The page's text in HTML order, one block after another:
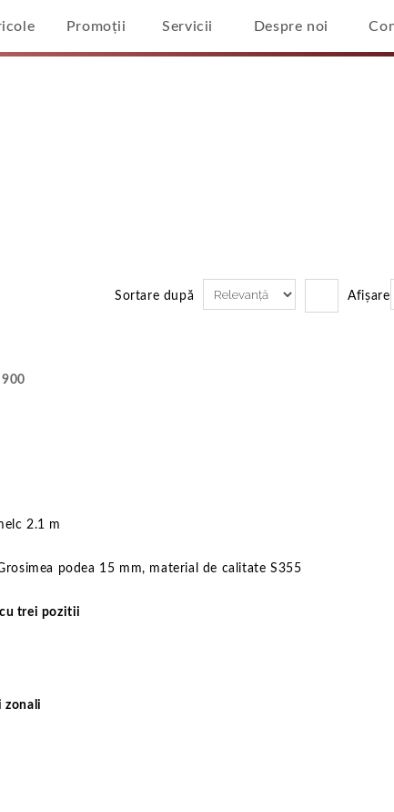
Promoții Servicii Despre noi
Afișare
Sortare după
900
2.1 m
podea 15 mm, material de calitate S355
cu trei pozitii
zonali